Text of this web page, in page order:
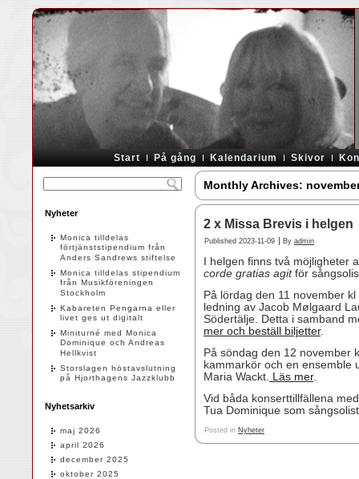
Start På gång Kalendarium Skivor
Nyheter
Monica tilldelas
förtjänststipendium från
Anders Sandrews stiftelse
Monica tilldelas stipendium
från Musikföreningen
Stockholm
Kabareten Pengarna eller
livet ges ut digitalt
Miniturné med Monica
Dominique och Andreas
Hellkvist
Storslagen höstavslutning
på Hjorthagens Jazzklubb
Nyhetsarkiv
maj 2026
april 2026
december 2025
oktober 2025
Monthly Archives:
2 x Missa Brevis i helgen
Published 2023-11-09 | By admin
I helgen finns två möjligheter
corde gratias agitför
På lördag den 11 november
ledning av Jacob Mølgaard
Södertälje. Detta i samband
mer och beställ biljetter.
På söndag den 12 november
kammarkör och en ensemble
Maria Wackt. Läs mer.
Vid båda konserttillfällena
Tua Dominique som
Posted in Nyheter